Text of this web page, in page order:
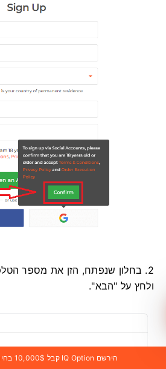
2. בחלון שנפתח, הזן את מספר
ולחץ על "הבא".
הירשם IQ Option קבל 10,000$ בחינם לחשבון DEMO